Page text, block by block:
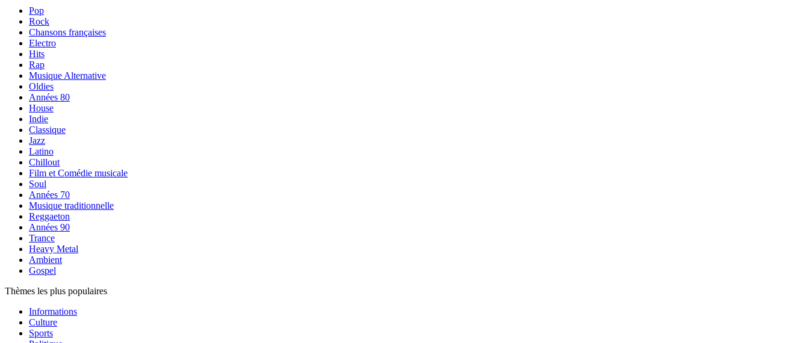
Pop
Rock
Chansons françaises
Electro
Hits
Rap
Musique Alternative
Oldies
Années 80
House
Indie
Classique
Jazz
Latino
Chillout
Film et Comédie musicale
Soul
Années 70
Musique traditionnelle
Reggaeton
Années 90
Trance
Heavy Metal
Ambient
Gospel
Thèmes les plus populaires
Informations
Culture
Sports